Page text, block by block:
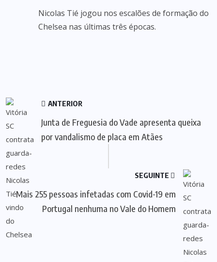
Nicolas Tié jogou nos escalões de formação do
Chelsea nas últimas três épocas.
ANTERIOR
Junta de Freguesia do Vade apresenta queixa
por vandalismo de placa em Atães
SEGUINTE
Mais 255 pessoas infetadas com Covid-19 em
Portugal nenhuma no Vale do Homem